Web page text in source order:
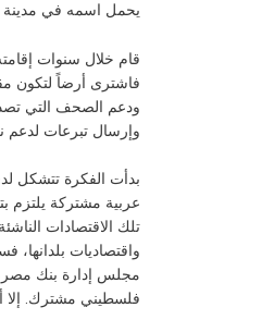
يحمل اسمه في مدينة
قام خلال سنوات
فاشترى أرضاً لتكون
ودعم الصحف التي
وإرسال تبرعات لدعم
بدأت الفكرة تتشكل
عربية مشتركة يلتزم
تلك الاقتصادات
مجلس إدارة بنك
فلسطيني مشترك. إلا